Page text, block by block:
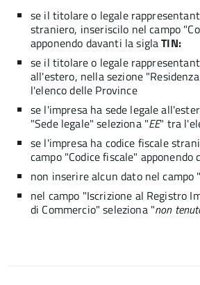
se il titolare o legale
straniero, inseriscilo nel campo
apponendo davanti la siglaTIN:
se il titolare o legale
all'estero, nella sezione
l'elenco delle Province
se l'impresa ha sede legale
"Sede legale" seleziona "EE" tra
se l'impresa ha codice fiscale
campo "Codice fiscale" apponendo
non inserire alcun dato nel campo
nel campo "Iscrizione al Registro
di Commercio" seleziona "non